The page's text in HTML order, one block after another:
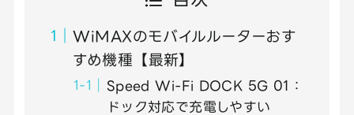
WiMAXのモバイルルーターおす
すめ機種【最新】
Speed Wi-Fi DOCK 5G 01：
ドック対応で充電しやすい